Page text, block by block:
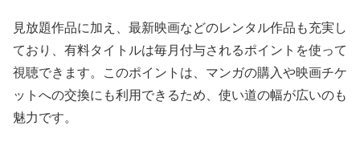
見放題作品に加え、最新映画などのレンタル作品も充実し
ており、有料タイトルは毎月付与されるポイントを使って
視聴できます。このポイントは、マンガの購入や映画チケ
ットへの交換にも利用できるため、使い道の幅が広いのも
魅力です。